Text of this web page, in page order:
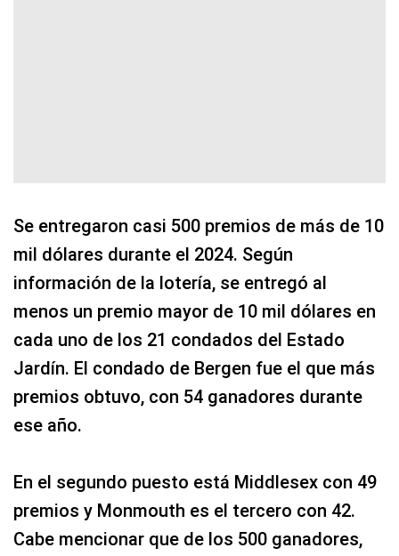
Se entregaron casi 500 premios de más de 10
mil dólares durante el 2024. Según
información de la lotería, se entregó al
menos un premio mayor de 10 mil dólares en
cada uno de los 21 condados del Estado
Jardín. El condado de Bergen fue el que más
premios obtuvo, con 54 ganadores durante
ese año.
En el segundo puesto está Middlesex con 49
premios y Monmouth es el tercero con 42.
Cabe mencionar que de los 500 ganadores,